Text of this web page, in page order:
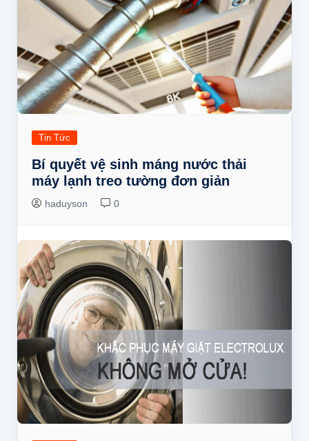
Tin Tức
Bí quyết vệ sinh máng nước thải
máy lạnh treo tường đơn giản
haduyson 0